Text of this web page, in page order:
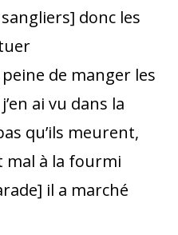
donc les
de manger les
ai vu dans la
qu’ils meurent,
mal à la fourmi
il a marché